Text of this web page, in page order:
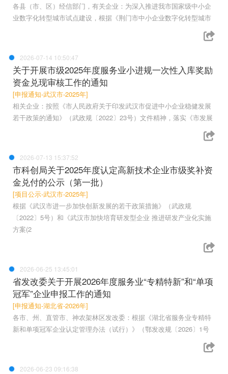
各县（市、区）经信部门，有关企业：为深入推进我市国家级中小企
业数字化转型城市试点建设，根据《荆门市中小企业数字化转型城市
2026-07-14 10:50:47
关于开展市级2025年度服务业小进规一次性入库奖励
资金兑现审核工作的通知
[申报通知-武汉市-2025年]
相关企业：按照《市人民政府关于印发武汉市促进中小企业稳健发展
若干政策的通知》（武政规〔2022〕23号）文件精神，落实《市发展
2026-07-13 15:37:52
市科创局关于2025年度认定高新技术企业市级奖补资
金兑付的公示（第一批）
[项目公示-武汉市-2025年]
根据《武汉市进一步加快创新发展的若干政策措施》（武政规
〔2022〕5号）和《武汉市加快培育研发型企业 推进研发产业化实施
方案(2
2026-06-25 13:45:01
省发改委关于开展2026年度服务业“专精特新”和“单项
冠军”企业申报工作的通知
[申报通知-湖北省-2026年]
各市、州、直管市、神农架林区发改委：根据《湖北省服务业专精特
新和单项冠军企业认定管理办法（试行）》（鄂发改规〔2026〕1号
2026-06-23 09:16:38